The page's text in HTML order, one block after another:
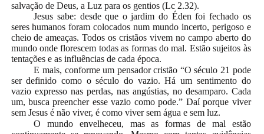
salvação de Deus, a Luz para os gentios (Lc 2.32).
Jesus sabe: desde que o jardim do Éden foi fechado os
seres humanos foram colocados num mundo incerto, perigoso e
cheio de ameaças. Todos os cristãos vivem no campo aberto do
mundo onde florescem todas as formas do mal. Estão sujeitos às
tentações e as influências de cada época.
E mais, conforme um pensador cristão “O século 21 pode
ser definido como o século do vazio. Há um sentimento do
vazio expresso nas perdas, nas angústias, no desamparo. Cada
um, busca preencher esse vazio como pode.” Daí porque viver
sem Jesus é não viver, é como viver sem água e sem luz.
O mundo envelheceu, mas as formas de mal estão